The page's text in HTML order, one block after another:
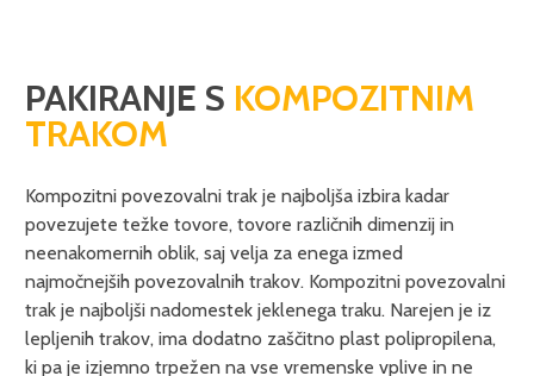
PAKIRANJE S KOMPOZITNIM
TRAKOM
Kompozitni povezovalni trak je najboljša izbira kadar
povezujete težke tovore, tovore različnih dimenzij in
neenakomernih oblik, saj velja za enega izmed
najmočnejših povezovalnih trakov. Kompozitni povezovalni
trak je najboljši nadomestek jeklenega traku. Narejen je iz
lepljenih trakov, ima dodatno zaščitno plast polipropilena,
ki pa je izjemno trpežen na vse vremenske vplive in ne